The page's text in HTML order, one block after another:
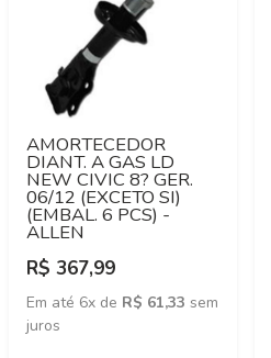
AMORTECEDOR
DIANT. A GAS LD
NEW CIVIC 8? GER.
06/12 (EXCETO SI)
(EMBAL. 6 PCS) -
ALLEN
R$ 367,99
Em até 6x de R$ 61,33 sem
juros